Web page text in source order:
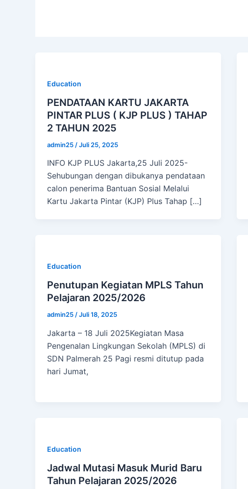
Education
PENDATAAN KARTU JAKARTA
PINTAR PLUS ( KJP PLUS ) TAHAP
2 TAHUN 2025
admin25 /Juli 25, 2025
INFO KJP PLUS Jakarta,25 Juli 2025-
Sehubungan dengan dibukanya pendataan
calon penerima Bantuan Sosial Melalui
Kartu Jakarta Pintar (KJP) Plus Tahap […]
Education
Penutupan Kegiatan MPLS Tahun
Pelajaran 2025/2026
admin25 /Juli 18, 2025
Jakarta – 18 Juli 2025Kegiatan Masa
Pengenalan Lingkungan Sekolah (MPLS) di
SDN Palmerah 25 Pagi resmi ditutup pada
hari Jumat,
Education
Jadwal Mutasi Masuk Murid Baru
Tahun Pelajaran 2025/2026